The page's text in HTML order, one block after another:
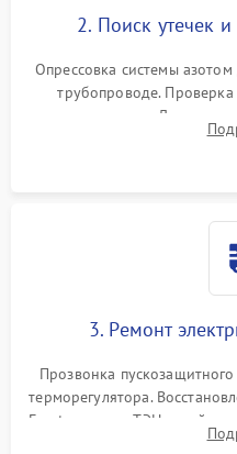
2. Поиск утечек
Опрессовка системы
трубопроводе.
течеискателем. Демонтаж
продувка капиллярной
3. Ремонт
Прозвонка
терморегулятора.
Frost, включая ТЭН оттайки
платы управления